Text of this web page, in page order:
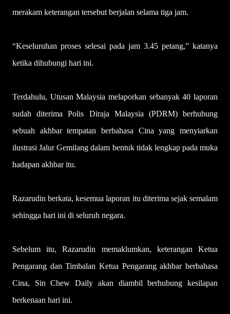
merakam keterangan tersebut berjalan selama tiga jam.
“Keseluruhan proses selesai pada jam 3.45 petang,” katanya
ketika dihubungi hari ini.
Terdahulu, Utusan Malaysia melaporkan sebanyak 40 laporan
sudah diterima Polis Diraja Malaysia (PDRM) berhubung
sebuah akhbar tempatan berbahasa Cina yang menyiarkan
ilustrasi Jalur Gemilang dalam bentuk tidak lengkap pada muka
hadapan akhbar itu.
Razarudin berkata, kesemua laporan itu diterima sejak semalam
sehingga hari ini di seluruh negara.
Sebelum itu, Razarudin memaklumkan, keterangan Ketua
Pengarang dan Timbalan Ketua Pengarang akhbar berbahasa
Cina, Sin Chew Daily akan diambil berhubung kesilapan
berkenaan hari ini.